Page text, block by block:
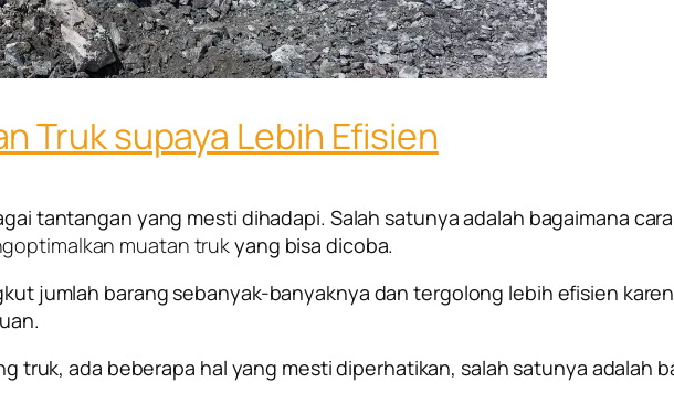
Truk supaya Lebih Efisien
tantangan yang mesti dihadapi. Salah satunya adalah bagaimana
muatan trukyang bisa dicoba.
jumlah barang sebanyak-banyaknya dan tergolong lebih efisien
truk, ada beberapa hal yang mesti diperhatikan, salah satunya adalah